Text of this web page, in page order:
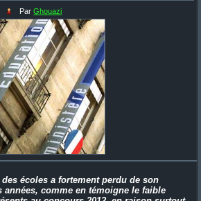
Par Ghouazi
écoles a fortement perdu de son
années, comme en témoigne le faible